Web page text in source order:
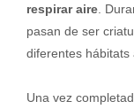
respirar aire .
pasan de ser
diferentes hábitats
Una vez